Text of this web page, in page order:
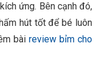
ứng. Bên cạnh đó,
hút tốt để bé luôn
bài review bỉm cho